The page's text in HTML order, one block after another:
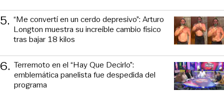
5. “Me convertí en un cerdo depresivo”: Arturo
Longton muestra su increíble cambio físico
tras bajar 18 kilos
6. Terremoto en el “Hay Que Decirlo”:
emblemática panelista fue despedida del
programa